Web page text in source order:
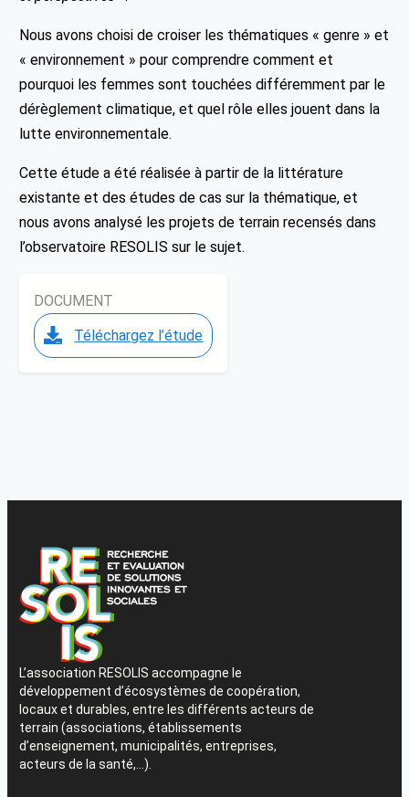
Nous avons choisi de croiser les thématiques « genre » et
« environnement » pour comprendre comment et
pourquoi les femmes sont touchées différemment par le
dérèglement climatique, et quel rôle elles jouent dans la
lutte environnementale.
Cette étude a été réalisée à partir de la littérature
existante et des études de cas sur la thématique, et
nous avons analysé les projets de terrain recensés dans
l’observatoire RESOLIS sur le sujet.
DOCUMENT
Téléchargez l’étude
L’association RESOLIS accompagne le
développement d’écosystèmes de coopération,
locaux et durables, entre les différents acteurs de
terrain (associations, établissements
d’enseignement, municipalités, entreprises,
acteurs de la santé,…).